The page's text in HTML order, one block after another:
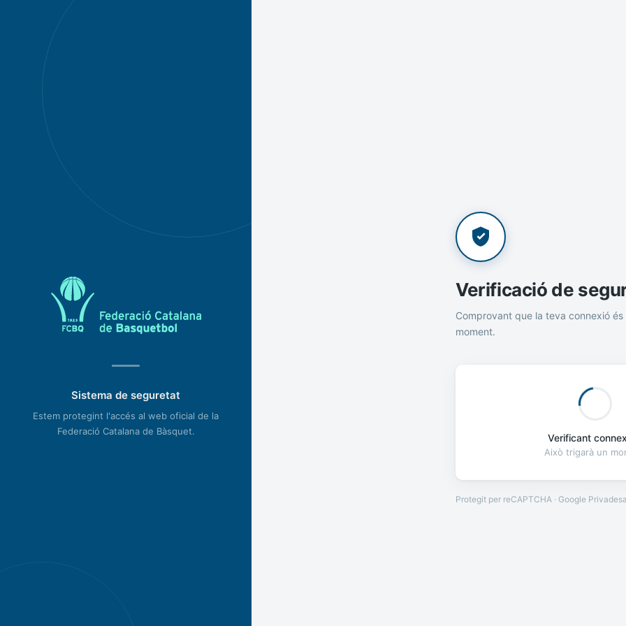
Sistema de seguretat
Estem protegint l'accés al web oficial de la
Federació Catalana de Bàsquet.
Verificació de
Comprovant que la teva connexió és
moment.
Verificant
Això trigarà un
Protegit per reCAPTCHA · Google Privadesa